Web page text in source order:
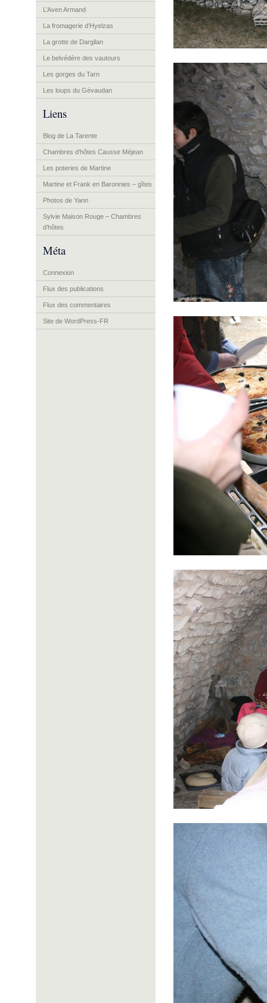
L’Aven Armand
La fromagerie d’Hyelzas
La grotte de Dargilan
Le belvédère des vautours
Les gorges du Tarn
Les loups du Gévaudan
Liens
Blog de La Tarente
Chambres d’hôtes Causse Méjean
Les poteries de Martine
Martine et Frank en Baronnies – gîtes
Photos de Yann
Sylvie Maison Rouge – Chambres
d’hôtes
Méta
Connexion
Flux des publications
Flux des commentaires
Site de WordPress-FR